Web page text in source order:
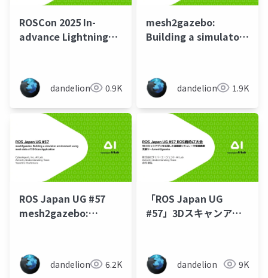
ROSCon 2025 In-
advance Lightning
environment using
mesh data of 3D
Scan Application
dandelion 0.9K
mesh2gazebo:
Building a simulator
application
dandelion 1.9K
ROS Japan UG #57
mesh2gazebo:
mesh data of 3D
Scan Application
dandelion 6.2K
「ROS Japan UG
#57」3Dスキャンアプ
援ツール
mesh2gazebo
dandelion 9K